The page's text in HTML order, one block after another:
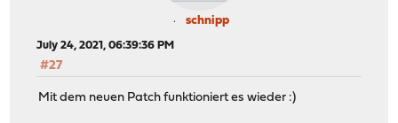
schnipp
July 24, 2021, 06:39:36 PM
#27
Mit dem neuen Patch funktioniert es wieder :)